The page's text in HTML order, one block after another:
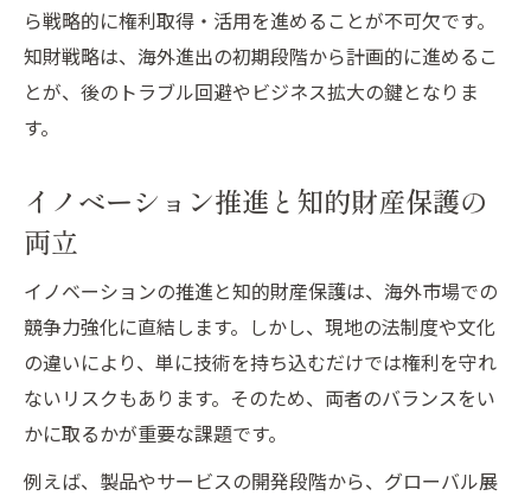
ら戦略的に権利取得・活用を進めることが不可欠です。
知財戦略は、海外進出の初期段階から計画的に進めるこ
とが、後のトラブル回避やビジネス拡大の鍵となりま
す。
イノベーション推進と知的財産保護の
両立
イノベーションの推進と知的財産保護は、海外市場での
競争力強化に直結します。しかし、現地の法制度や文化
の違いにより、単に技術を持ち込むだけでは権利を守れ
ないリスクもあります。そのため、両者のバランスをい
かに取るかが重要な課題です。
例えば、製品やサービスの開発段階から、グローバル展